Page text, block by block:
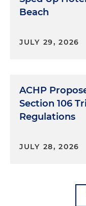
Beach
JULY 29, 2026
ACHP
Section 106
Regulations
JULY 28, 2026